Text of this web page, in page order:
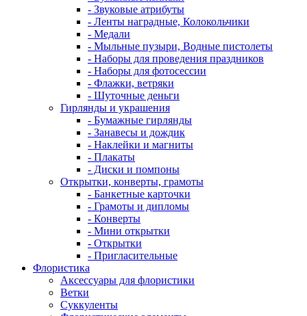
- Звуковые атрибуты
- Ленты наградные, Колокольчики
- Медали
- Мыльные пузыри, Водные пистолеты
- Наборы для проведения праздников
- Наборы для фотосессии
- Флажки, ветряки
- Шуточные деньги
Гирлянды и украшения
- Бумажные гирлянды
- Занавесы и дождик
- Наклейки и магниты
- Плакаты
- Диски и помпоны
Открытки, конверты, грамоты
- Банкетные карточки
- Грамоты и дипломы
- Конверты
- Мини открытки
- Открытки
- Пригласительные
Флористика
Аксессуары для флористики
Ветки
Суккуленты